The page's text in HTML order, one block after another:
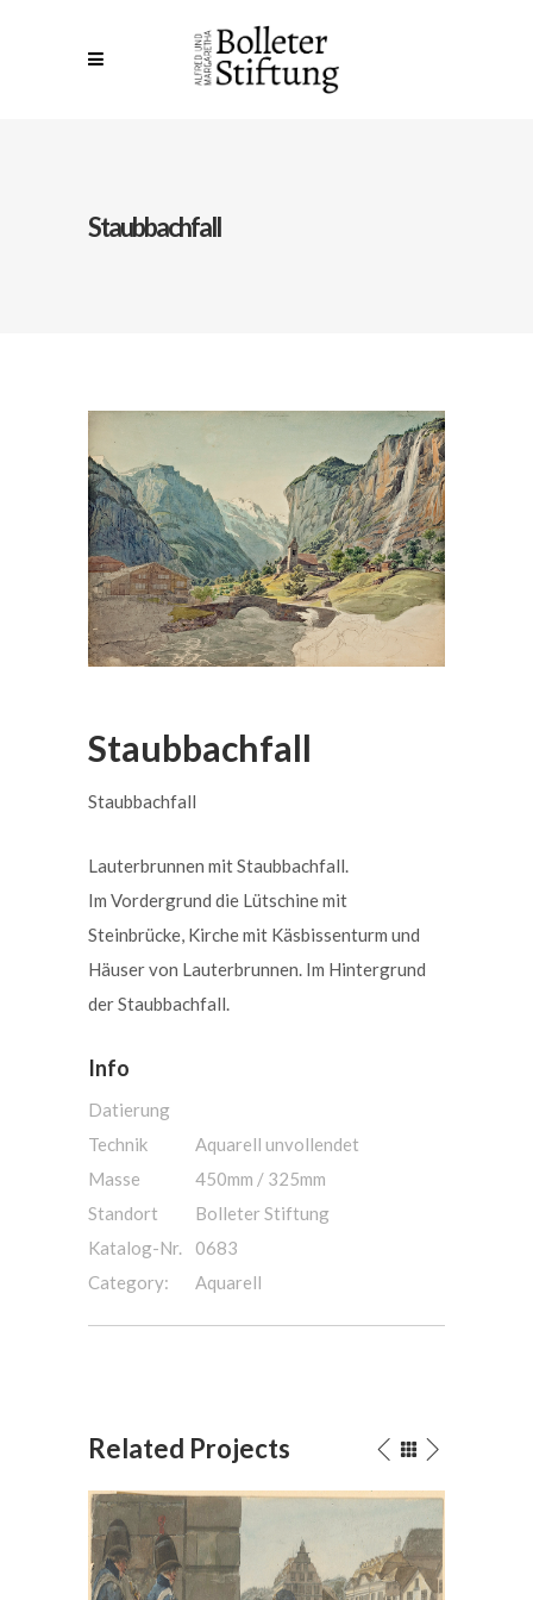
Staubbachfall
Staubbachfall
Staubbachfall
Lauterbrunnen mit Staubbachfall.
Im Vordergrund die Lütschine mit
Steinbrücke, Kirche mit Käsbissenturm und
Häuser von Lauterbrunnen. Im Hintergrund
der Staubbachfall.
Info
Datierung
Technik
Aquarell unvollendet
Masse
450mm / 325mm
Standort
Bolleter Stiftung
Katalog-Nr.
0683
Category:
Aquarell
Related Projects